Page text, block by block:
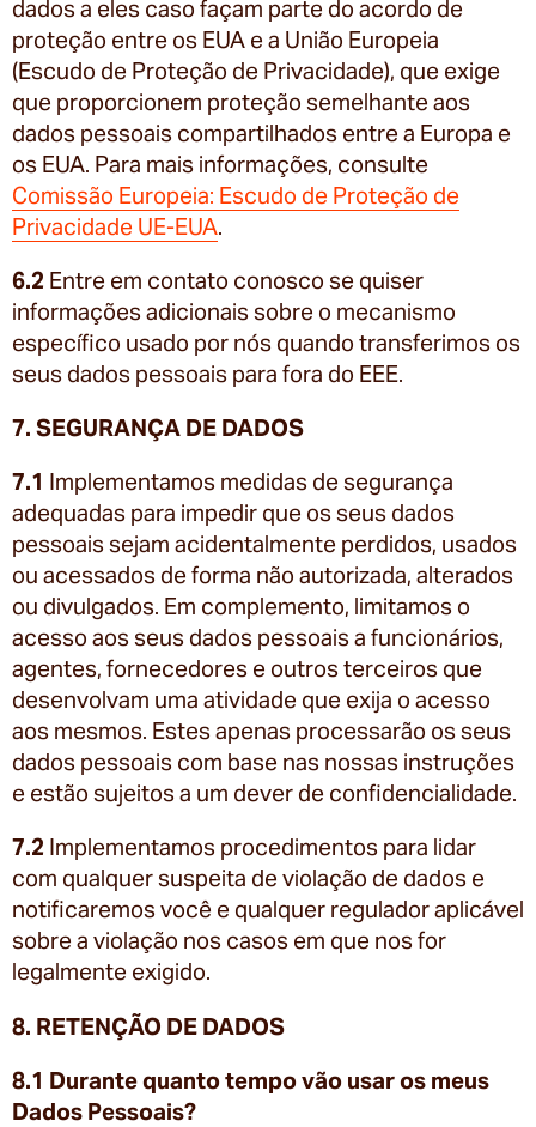
dados a eles caso façam parte do acordo de
proteção entre os EUA e a União Europeia
(Escudo de Proteção de Privacidade), que exige
que proporcionem proteção semelhante aos
dados pessoais compartilhados entre a Europa e
os EUA. Para mais informações, consulte
Comissão Europeia: Escudo de Proteção de
Privacidade UE-EUA.
6.2 Entre em contato conosco se quiser
informações adicionais sobre o mecanismo
específico usado por nós quando transferimos os
seus dados pessoais para fora do EEE.
7. SEGURANÇA DE DADOS
7.1 Implementamos medidas de segurança
adequadas para impedir que os seus dados
pessoais sejam acidentalmente perdidos, usados
ou acessados de forma não autorizada, alterados
ou divulgados. Em complemento, limitamos o
acesso aos seus dados pessoais a funcionários,
agentes, fornecedores e outros terceiros que
desenvolvam uma atividade que exija o acesso
aos mesmos. Estes apenas processarão os seus
dados pessoais com base nas nossas instruções
e estão sujeitos a um dever de confidencialidade.
7.2 Implementamos procedimentos para lidar
com qualquer suspeita de violação de dados e
notificaremos você e qualquer regulador aplicável
sobre a violação nos casos em que nos for
legalmente exigido.
8. RETENÇÃO DE DADOS
8.1 Durante quanto tempo vão usar os meus
Dados Pessoais?